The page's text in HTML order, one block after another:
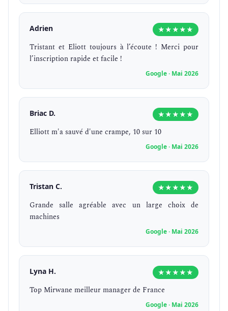
Adrien ★★★★★
Tristant et Eliott toujours à l’écoute ! Merci pour
l’inscription rapide et facile !
Google · Mai 2026
Briac D. ★★★★★
Elliott m'a sauvé d'une crampe, 10 sur 10
Google · Mai 2026
Tristan C. ★★★★★
Grande salle agréable avec un large choix de
machines
Google · Mai 2026
Lyna H. ★★★★★
Top Mirwane meilleur manager de France
Google · Mai 2026